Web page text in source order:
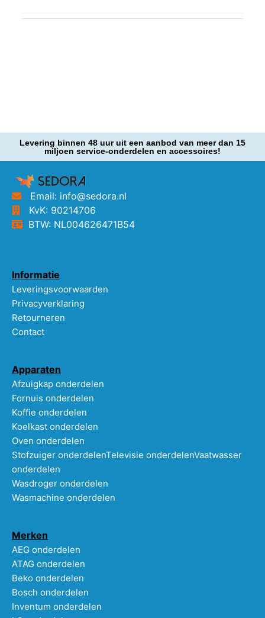
Levering binnen 48 uur uit een aanbod van meer dan 15
miljoen service-onderdelen en accessoires!
Email: info@sedora.nl
KvK: 90214706
BTW: NL004626471B54
Informatie
Leveringsvoorwaarden
Privacyverklaring
Retourneren
Contact
Apparaten
Afzuigkap onderdelen
Fornuis onderdelen
Koffie onderdelen
Koelkast onderdelen
Oven onderdelen
Stofzuiger onderdelenTelevisie onderdelenVaatwasser
onderdelen
Wasdroger onderdelen
Wasmachine onderdelen
Merken
AEG onderdelen
ATAG onderdelen
Beko onderdelen
Bosch onderdelen
Inventum onderdelen